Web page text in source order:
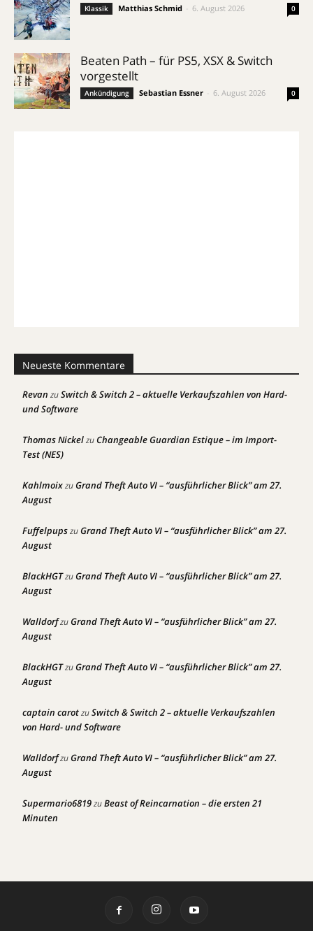
Klassik Matthias Schmid 6. August 2026 0
Beaten Path – für PS5, XSX & Switch
vorgestellt
Ankündigung Sebastian Essner 6. August 2026 0
Neueste Kommentare
Revan zuSwitch & Switch 2 – aktuelle Verkaufszahlen von Hard-
und Software
Thomas NickelzuChangeable Guardian Estique – im Import-
Test (NES)
KahlmoixzuGrand Theft Auto VI – “ausführlicher Blick” am 27.
August
FuffelpupszuGrand Theft Auto VI – “ausführlicher Blick” am 27.
August
BlackHGTzuGrand Theft Auto VI – “ausführlicher Blick” am 27.
August
WalldorfzuGrand Theft Auto VI – “ausführlicher Blick” am 27.
August
BlackHGTzuGrand Theft Auto VI – “ausführlicher Blick” am 27.
August
captain carotzuSwitch & Switch 2 – aktuelle Verkaufszahlen
von Hard- und Software
WalldorfzuGrand Theft Auto VI – “ausführlicher Blick” am 27.
August
Supermario6819zuBeast of Reincarnation – die ersten 21
Minuten